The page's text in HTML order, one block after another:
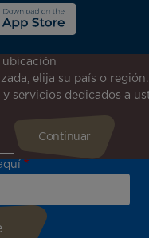
para recibir las
destinos y
viaje.
ubicación
elija su país o región.
y servicios dedicados a